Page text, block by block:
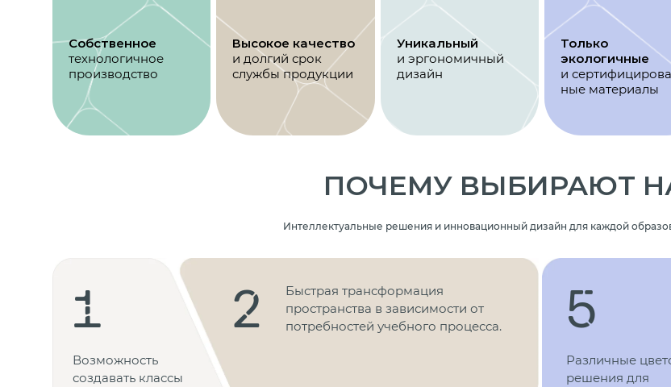
Собственное
технологичное
производство
Высокое качество
и долгий срок
службы продукции
Уникальный
и эргономичный
дизайн
Только
экологичные
и
ные материалы
ПОЧЕМУ ВЫБИРАЮТ
Интеллектуальные решения и инновационный дизайн для каждой
1
Возможность
создавать классы
2
Быстрая трансформация
пространства в зависимости от
потребностей учебного процесса.
5
Различные
решения для